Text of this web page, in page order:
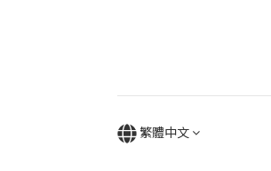
繁體中文